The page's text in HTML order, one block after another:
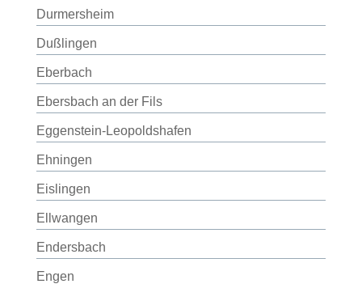
Durmersheim
Dußlingen
Eberbach
Ebersbach an der Fils
Eggenstein-Leopoldshafen
Ehningen
Eislingen
Ellwangen
Endersbach
Engen